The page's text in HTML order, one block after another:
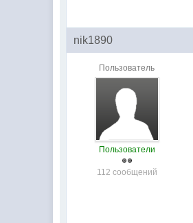
nik1890
Пользователь
Пользователи
112 сообщений